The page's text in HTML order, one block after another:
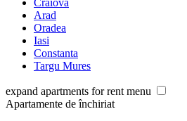
Craiova
Arad
Oradea
Iasi
Constanta
Targu Mures
expand apartments for rent menu
Apartamente de închiriat